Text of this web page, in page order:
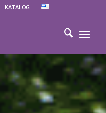
KATALOG